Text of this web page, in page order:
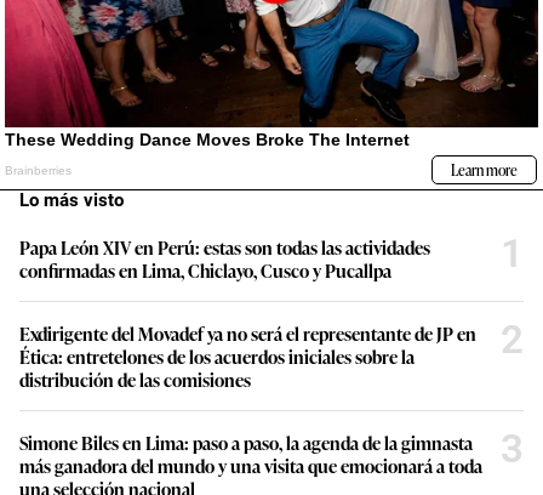
Lo más visto
Papa León XIV en Perú: estas son todas las actividades
confirmadas en Lima, Chiclayo, Cusco y Pucallpa
1
Exdirigente del Movadef ya no será el representante de JP en
Ética: entretelones de los acuerdos iniciales sobre la
distribución de las comisiones
2
Simone Biles en Lima: paso a paso, la agenda de la gimnasta
más ganadora del mundo y una visita que emocionará a toda
una selección nacional
3